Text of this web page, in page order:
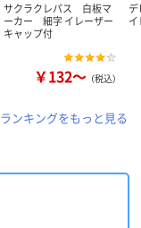
サクラクレパス 白板マ
ーカー 細字 イレーザー
キャップ付
￥132～ （税込）
ランキングをもっと見る